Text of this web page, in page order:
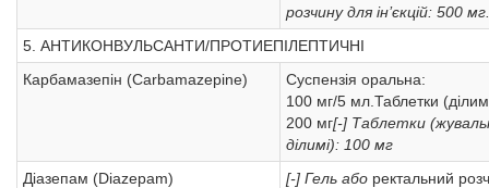
розчину для ін’єкцій: 500 мг.
5. АНТИКОНВУЛЬСАНТИ/ПРОТИЕПІЛЕПТИЧНІ
Карбамазепін (Carbamazepine)
Суспензія оральна:
100 мг/5 мл.Таблетки
200 мг[-] Таблетки
ділимі): 100 мг
Діазепам (Diazepam)
[-] Гель або ректальний